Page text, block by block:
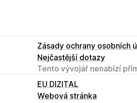
Zásady ochrany osobních
Nejčastější dotazy
Tento vývojář nenabízí
EU DIZITAL
Webová stránka